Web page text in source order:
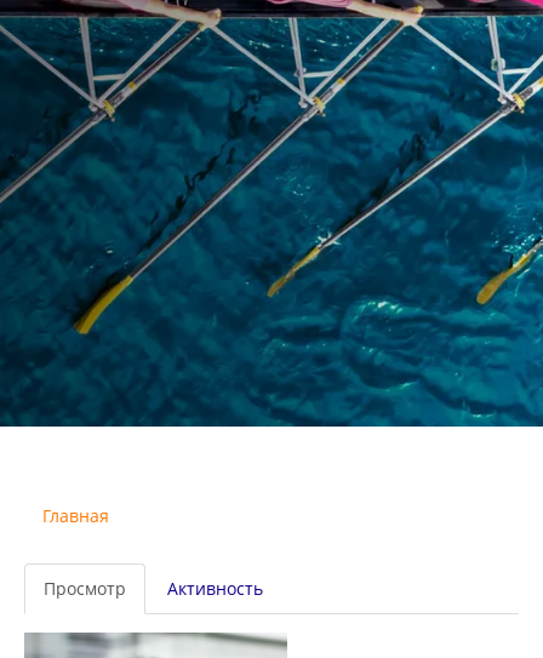
Главная
Главные
вкладки
Просмотр Активность